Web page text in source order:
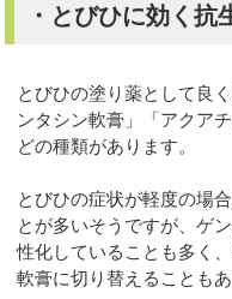
・とびひに効く抗
とびひの塗り薬として良
ンタシン軟膏」「アクア
どの種類があります。
とびひの症状が軽度の場
とが多いそうですが、ゲ
性化していることも多く
軟膏に切り替えることもあ